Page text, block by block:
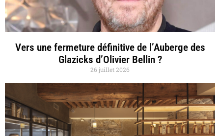
Vers une fermeture définitive de l’Auberge des
Glazicks d’Olivier Bellin ?
26 juillet 2026